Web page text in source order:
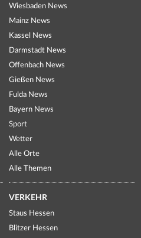
Wiesbaden News
Mainz News
Kassel News
Darmstadt News
Offenbach News
Gießen News
Fulda News
Bayern News
Sport
Wetter
Alle Orte
Alle Themen
VERKEHR
Staus Hessen
Blitzer Hessen